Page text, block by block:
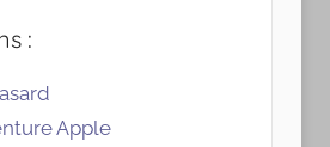
:
Apple